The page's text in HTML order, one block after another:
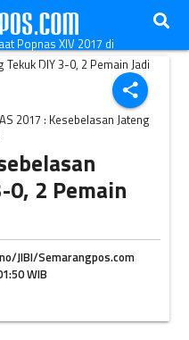
share
Popnas XIV 2017 di
Popda Jateng)
2017 : Kesebelasan Jateng
0, 2 Pemain
JIBI/Semarangpos.com
WIB